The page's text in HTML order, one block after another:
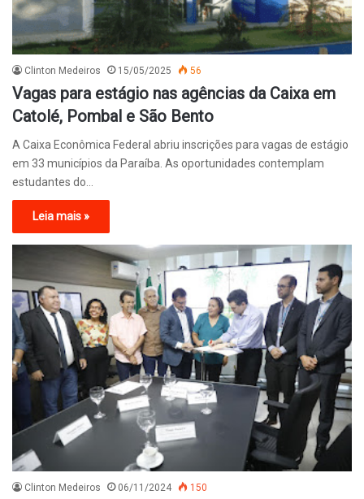
Clinton Medeiros 15/05/2025 56
Vagas para estágio nas agências da Caixa em
Catolé, Pombal e São Bento
A Caixa Econômica Federal abriu inscrições para vagas de estágio
em 33 municípios da Paraíba. As oportunidades contemplam
estudantes do…
Leia mais »
Clinton Medeiros 06/11/2024 150